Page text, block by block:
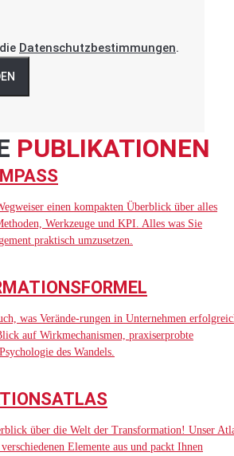
Datenschutzbestimmungen.
PUBLIKATIONEN
einen kompakten Überblick über alles
Werkzeuge und KPI. Alles was Sie
praktisch umzusetzen.
was Verände-rungen in Unternehmen
auf Wirkmechanismen, praxiserprobte
des Wandels.
über die Welt der Transformation! Unser
Elemente aus und packt Ihnen